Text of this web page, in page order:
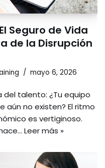
Seguro de Vida
de la Disrupción
mayo 6, 2026
talento: ¿Tu equipo
aún no existen? El ritmo
es vertiginoso.
Leer más »